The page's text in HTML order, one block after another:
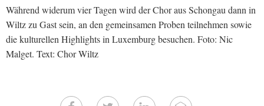
Während widerum vier Tagen wird der Chor aus Schongau dann in
Wiltz zu Gast sein, an den gemeinsamen Proben teilnehmen sowie
die kulturellen Highlights in Luxemburg besuchen. Foto: Nic
Malget. Text: Chor Wiltz